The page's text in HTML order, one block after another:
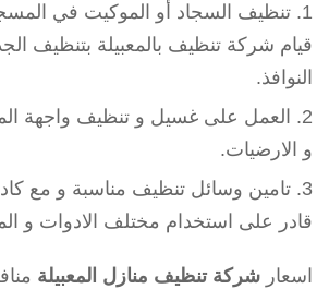
تنظيف السجاد أو الموكيت في
قيام شركة تنظيف بالمعبيلة بتنظيف
النوافذ.
العمل على غسيل و تنظيف واجهة
و الارضيات.
تامين وسائل تنظيف مناسبة و مع
قادر على استخدام مختلف الادوات و
اسعار شركة تنظيف منازل المعبيلة